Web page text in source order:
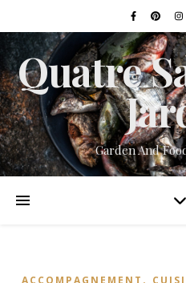
Quatre
Garden And
ACCOMPAGNEMENT ,